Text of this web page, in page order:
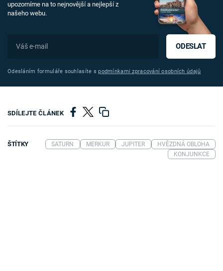
upozorníme na to nejnovější a nejlepší z
našeho webu.
ODESLAT
Odesláním formuláře souhlasíte spodmínkami zpracování osobních údajů
SDÍLEJTE ČLÁNEK
ŠTÍTKY SATURN MERKUR JUPITER
HVĚZDNÁ OBLOHA
KONJUNKCE